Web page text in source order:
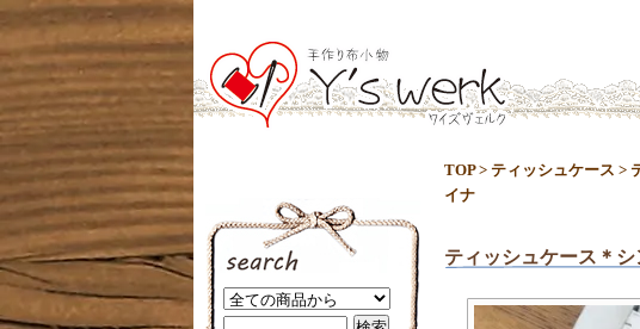
TOP> ティッシュケース >
イナ
ティッシュケース＊